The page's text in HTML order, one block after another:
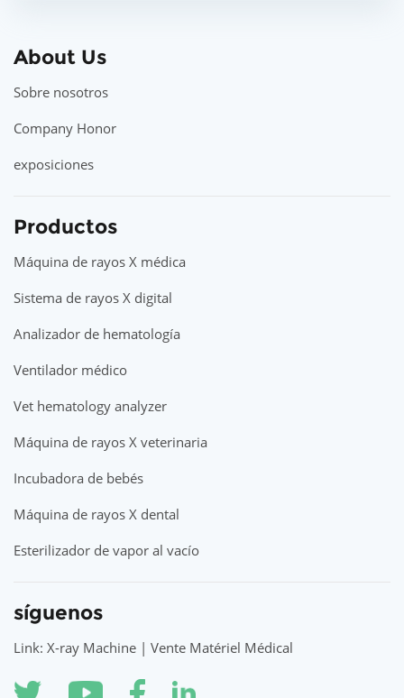
About Us
Sobre nosotros
Company Honor
exposiciones
Productos
Máquina de rayos X médica
Sistema de rayos X digital
Analizador de hematología
Ventilador médico
Vet hematology analyzer
Máquina de rayos X veterinaria
Incubadora de bebés
Máquina de rayos X dental
Esterilizador de vapor al vacío
síguenos
Link: X-ray Machine | Vente Matériel Médical